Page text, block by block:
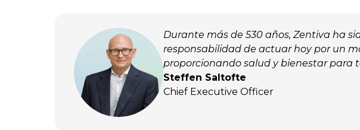
Durante más de 530 años, Zentiva ha
responsabilidad de actuar hoy por un
proporcionando salud y bienestar para
Steffen Saltofte
Chief Executive Officer